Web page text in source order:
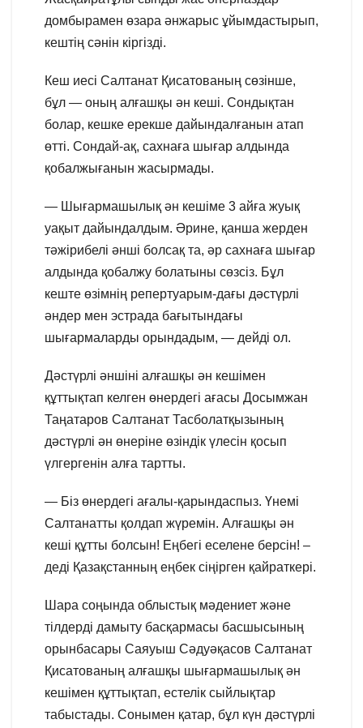
домбырамен өзара әнжарыс ұйымдастырып,
кештің сәнін кіргізді.
Кеш иесі Салтанат Қисатованың сөзінше,
бұл — оның алғашқы ән кеші. Сондықтан
болар, кешке ерекше дайындалғанын атап
өтті. Сондай-ақ, сахнаға шығар алдында
қобалжығанын жасырмады.
— Шығармашылық ән кешіме 3 айға жуық
уақыт дайындалдым. Әрине, қанша жерден
тәжірибелі әнші болсақ та, әр сахнаға шығар
алдында қобалжу болатыны сөзсіз. Бұл
кеште өзімнің репертуарым-дағы дәстүрлі
әндер мен эстрада бағытындағы
шығармаларды орындадым, — дейді ол.
Дәстүрлі әншіні алғашқы ән кешімен
құттықтап келген өнердегі ағасы Досымжан
Таңатаров Салтанат Тасболатқызының
дәстүрлі ән өнеріне өзіндік үлесін қосып
үлгергенін алға тартты.
— Біз өнердегі ағалы-қарындаспыз. Үнемі
Салтанатты қолдап жүремін. Алғашқы ән
кеші құтты болсын! Еңбегі еселене берсін! –
деді Қазақстанның еңбек сіңірген қайраткері.
Шара соңында облыстық мәдениет және
тілдерді дамыту басқармасы басшысының
орынбасары Саяуыш Сәдуәқасов Салтанат
Қисатованың алғашқы шығармашылық ән
кешімен құттықтап, естелік сыйлықтар
табыстады. Сонымен қатар, бұл күн дәстүрлі